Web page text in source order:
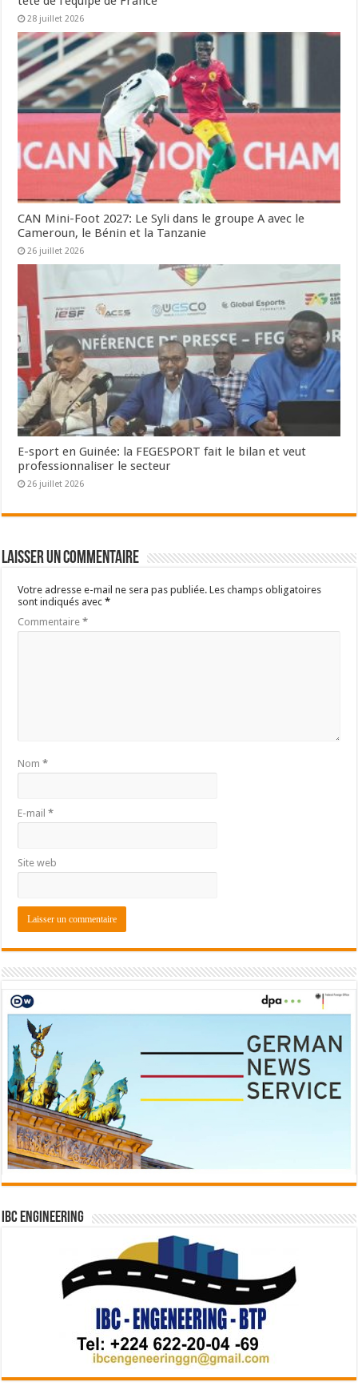
28 juillet 2026
CAN Mini-Foot 2027: Le Syli dans le groupe A avec le
Cameroun, le Bénin et la Tanzanie
26 juillet 2026
E-sport en Guinée: la FEGESPORT fait le bilan et veut
professionnaliser le secteur
26 juillet 2026
Laisser un commentaire
Votre adresse e-mail ne sera pas publiée. Les champs obligatoires
sont indiqués avec*
Commentaire*
Nom*
E-mail*
Site web
IBC Engineering